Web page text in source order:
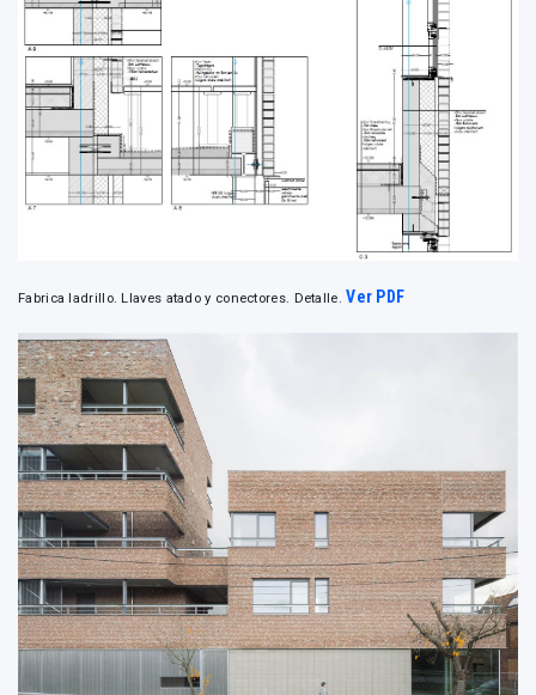
Fabrica ladrillo. Llaves atado y conectores. Detalle.Ver PDF